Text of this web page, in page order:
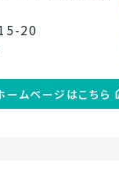
20
ームページはこちら